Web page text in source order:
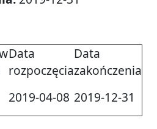
Data
rozpoczęcia
Data
zakończenia
2019-04-08 2019-12-31